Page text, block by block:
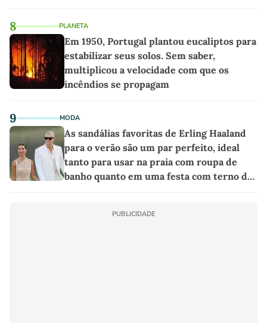
8 PLANETA
Em 1950, Portugal plantou eucaliptos para
estabilizar seus solos. Sem saber,
multiplicou a velocidade com que os
incêndios se propagam
9 MODA
As sandálias favoritas de Erling Haaland
para o verão são um par perfeito, ideal
tanto para usar na praia com roupa de
banho quanto em uma festa com terno de
PUBLICIDADE